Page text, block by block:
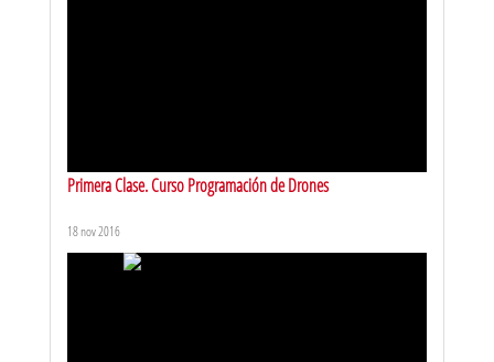
Primera Clase. Curso Programación de Drones
18 nov 2016